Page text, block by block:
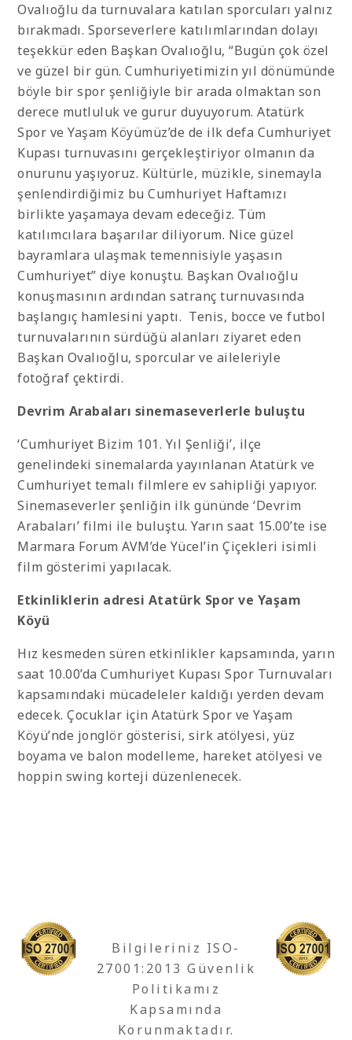
Ovalıoğlu da turnuvalara katılan sporcuları yalnız
bırakmadı. Sporseverlere katılımlarından dolayı
teşekkür eden Başkan Ovalıoğlu, “Bugün çok özel
ve güzel bir gün. Cumhuriyetimizin yıl dönümünde
böyle bir spor şenliğiyle bir arada olmaktan son
derece mutluluk ve gurur duyuyorum. Atatürk
Spor ve Yaşam Köyümüz’de de ilk defa Cumhuriyet
Kupası turnuvasını gerçekleştiriyor olmanın da
onurunu yaşıyoruz. Kültürle, müzikle, sinemayla
şenlendirdiğimiz bu Cumhuriyet Haftamızı
birlikte yaşamaya devam edeceğiz. Tüm
katılımcılara başarılar diliyorum. Nice güzel
bayramlara ulaşmak temennisiyle yaşasın
Cumhuriyet” diye konuştu. Başkan Ovalıoğlu
konuşmasının ardından satranç turnuvasında
başlangıç hamlesini yaptı. Tenis, bocce ve futbol
turnuvalarının sürdüğü alanları ziyaret eden
Başkan Ovalıoğlu, sporcular ve aileleriyle
fotoğraf çektirdi.
Devrim Arabaları sinemaseverlerle buluştu
‘Cumhuriyet Bizim 101. Yıl Şenliği’, ilçe
genelindeki sinemalarda yayınlanan Atatürk ve
Cumhuriyet temalı filmlere ev sahipliği yapıyor.
Sinemaseverler şenliğin ilk gününde ‘Devrim
Arabaları’ filmi ile buluştu. Yarın saat 15.00’te ise
Marmara Forum AVM’de Yücel’in Çiçekleri isimli
film gösterimi yapılacak.
Etkinliklerin adresi Atatürk Spor ve Yaşam
Köyü
Hız kesmeden süren etkinlikler kapsamında, yarın
saat 10.00’da Cumhuriyet Kupası Spor Turnuvaları
kapsamındaki mücadeleler kaldığı yerden devam
edecek. Çocuklar için Atatürk Spor ve Yaşam
Köyü’nde jonglör gösterisi, sirk atölyesi, yüz
boyama ve balon modelleme, hareket atölyesi ve
hoppin swing korteji düzenlenecek.
Bilgileriniz ISO-
27001:2013 Güvenlik
Politikamız
Kapsamında
Korunmaktadır.